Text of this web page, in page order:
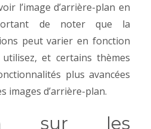
l’image d’arrière-plan en
de noter que la
peut varier en fonction
et certains thèmes
plus avancées
images d’arrière-plan.
sur les